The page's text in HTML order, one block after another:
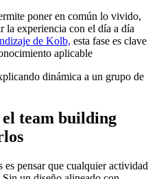
poner en común lo vivido,
la experiencia con el día a día
de Kolb, esta fase es clave
aplicable
team building
es pensar que cualquier actividad